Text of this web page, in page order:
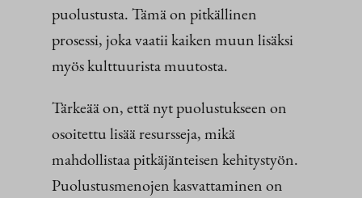
puolustusta. Tämä on pitkällinen
prosessi, joka vaatii kaiken muun lisäksi
myös kulttuurista muutosta.
Tärkeää on, että nyt puolustukseen on
osoitettu lisää resursseja, mikä
mahdollistaa pitkäjänteisen kehitystyön.
Puolustusmenojen kasvattaminen on